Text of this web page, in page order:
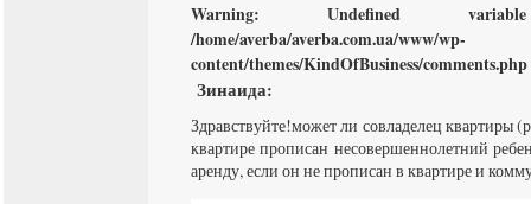
Warning: Undefined
/home/averba/averba.com.ua/www/wp-
content/themes/KindOfBusiness/comments.php
Зинаида:
Здравствуйте!может ли совладелец квартиры
квартире прописан несовершеннолетний
аренду, если он не прописан в квартире и